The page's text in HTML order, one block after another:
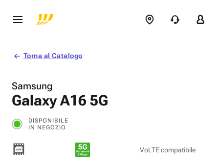
Torna al Catalogo
Samsung
Galaxy A16 5G
DISPONIBILE
IN NEGOZIO
VoLTE compatibile